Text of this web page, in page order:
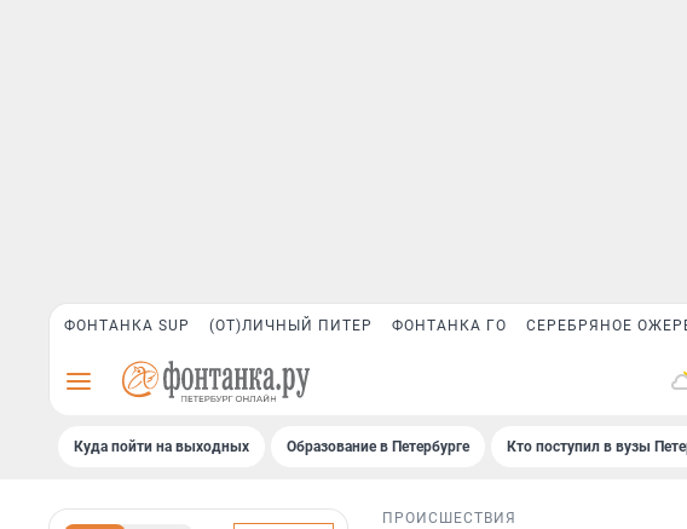
ФОНТАНКА SUP (ОТ)ЛИЧНЫЙ ПИТЕР ФОНТАНКА ГО СЕРЕБРЯНОЕ
Куда пойти на выходных Образование в Петербурге Кто поступил в вузы
ПРОИСШЕСТВИЯ